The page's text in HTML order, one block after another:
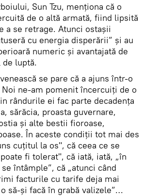
Sun Tzu, menţiona că o
de o altă armată, fiind lipsită
a se retrage. Atunci ostaşii
cu energia disperării” şi au
numeric şi avantajată de
de luptă.
se pare că a ajuns într-o
ne-am pomenit încercuiţi de o
rândurile ei fac parte decadenţa
sărăcia, proasta guvernare,
şi alte bestii fioroase,
În aceste condiţii tot mai des
cuţitul la os", că ceea ce se
fi tolerat", că iată, iată, „în
întâmple”, că „atunci când
facturile cu tarife deja mai
să-şi facă în grabă valizele”…